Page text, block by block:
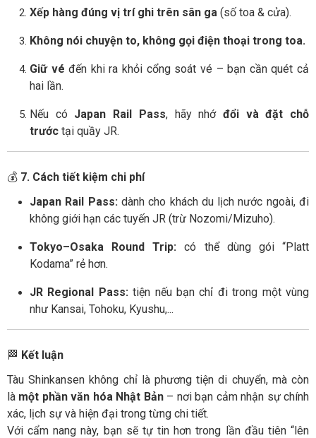
Xếp hàng đúng vị trí ghi trên sân ga (số toa & cửa).
Không nói chuyện to, không gọi điện thoại trong toa.
Giữ vé đến khi ra khỏi cổng soát vé – bạn cần quét cả
hai lần.
Nếu có Japan Rail Pass, hãy nhớ đổi và đặt chỗ
trước tại quầy JR.
💰 7. Cách tiết kiệm chi phí
Japan Rail Pass: dành cho khách du lịch nước ngoài, đi
không giới hạn các tuyến JR (trừ Nozomi/Mizuho).
Tokyo–Osaka Round Trip: có thể dùng gói “Platt
Kodama” rẻ hơn.
JR Regional Pass: tiện nếu bạn chỉ đi trong một vùng
như Kansai, Tohoku, Kyushu,...
🏁 Kết luận
Tàu Shinkansen không chỉ là phương tiện di chuyển, mà còn
là một phần văn hóa Nhật Bản– nơi bạn cảm nhận sự chính
xác, lịch sự và hiện đại trong từng chi tiết.
Với cẩm nang này, bạn sẽ tự tin hơn trong lần đầu tiên “lên